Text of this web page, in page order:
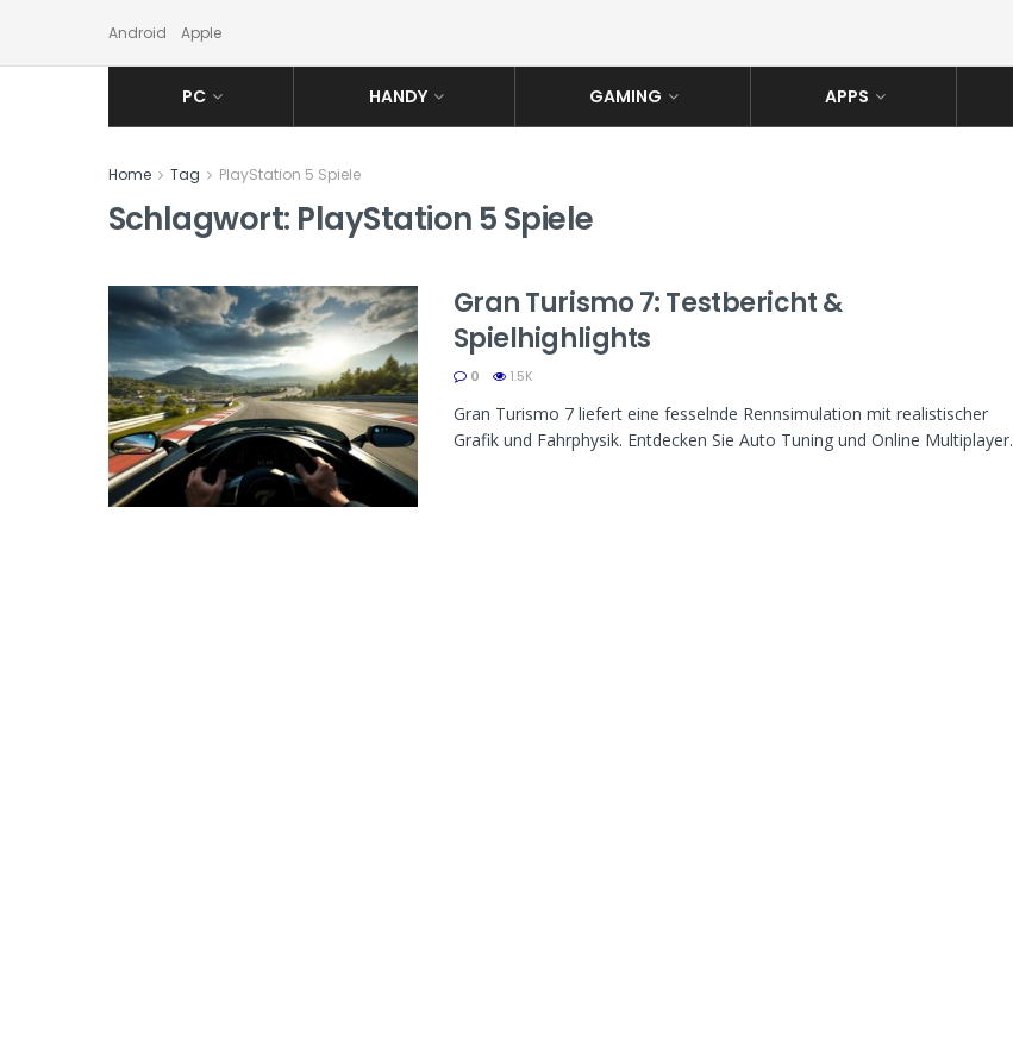
Android Apple
PC HANDY GAMING APPS
Home Tag PlayStation 5 Spiele
Schlagwort: PlayStation 5 Spiele
Gran Turismo 7: Testbericht &
Spielhighlights
0 1.5K
Gran Turismo 7 liefert eine fesselnde Rennsimulation mit realistischer
Grafik und Fahrphysik. Entdecken Sie Auto Tuning und Online Multiplayer.